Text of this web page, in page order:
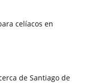
celíacos en
de Santiago de